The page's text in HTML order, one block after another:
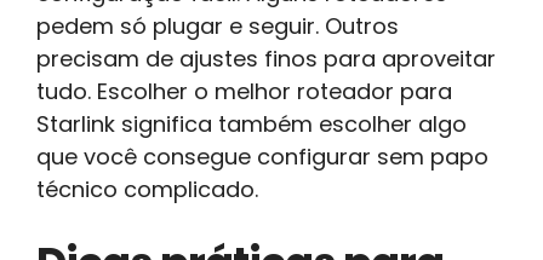
pedem só plugar e seguir. Outros
precisam de ajustes finos para aproveitar
tudo. Escolher o melhor roteador para
Starlink significa também escolher algo
que você consegue configurar sem papo
técnico complicado.